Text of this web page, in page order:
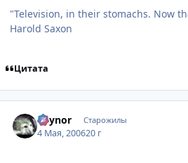
"Television, in their stomachs. Now
Harold Saxon
Цитата
Raynor Старожилы
4 Мая, 200620 г